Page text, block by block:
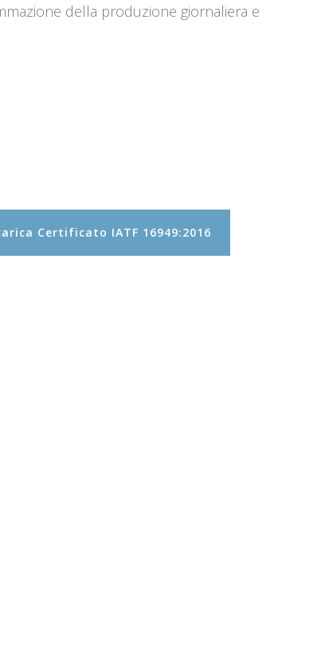
della produzione giornaliera e
Certificato IATF 16949:2016